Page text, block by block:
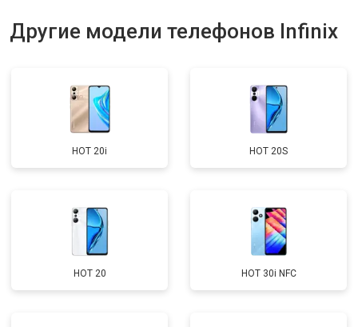
Другие модели телефонов Infinix
HOT 20i HOT 20S
HOT 20 HOT 30i NFC